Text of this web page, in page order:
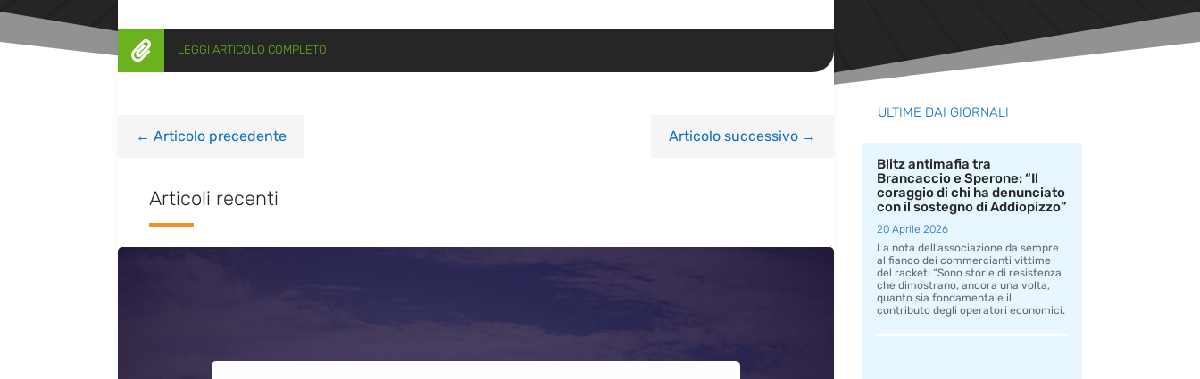
 LEGGI ARTICOLO COMPLETO
← Articolo precedente Articolo successivo→
Articoli recenti
ULTIME DAI GIORNALI
Blitz antimafia tra
Brancaccio e Sperone: “Il
coraggio di chi ha denunciato
con il sostegno di Addiopizzo”
20 Aprile 2026
La nota dell’associazione da sempre
al fianco dei commercianti vittime
del racket: “Sono storie di resistenza
che dimostrano, ancora una volta,
quanto sia fondamentale il
contributo degli operatori economici.